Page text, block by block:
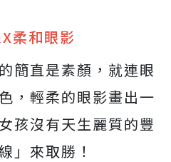
柔和眼影
簡直是素顏，就連眼
，輕柔的眼影畫出一
孩沒有天生麗質的豐
」來取勝！